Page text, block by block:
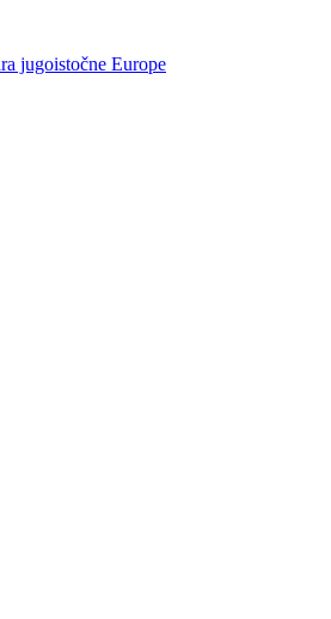
jugoistočne Europe